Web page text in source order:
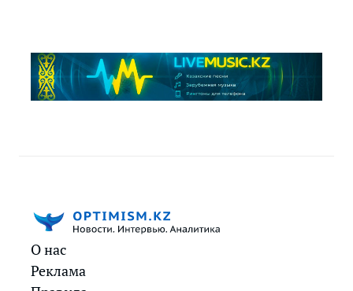
О нас
Реклама